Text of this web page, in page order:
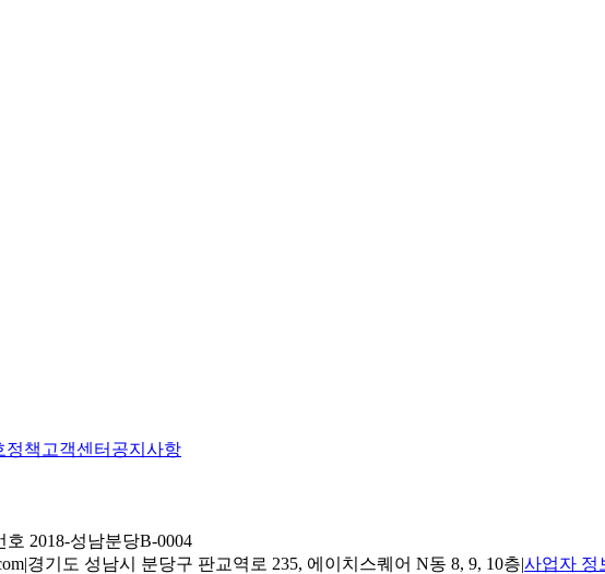
정책 고객센터 공지사항
2018-성남분당B-0004
|경기도 성남시 분당구 판교역로 235, 에이치스퀘어 N동 8, 9, 10층|사업자 정